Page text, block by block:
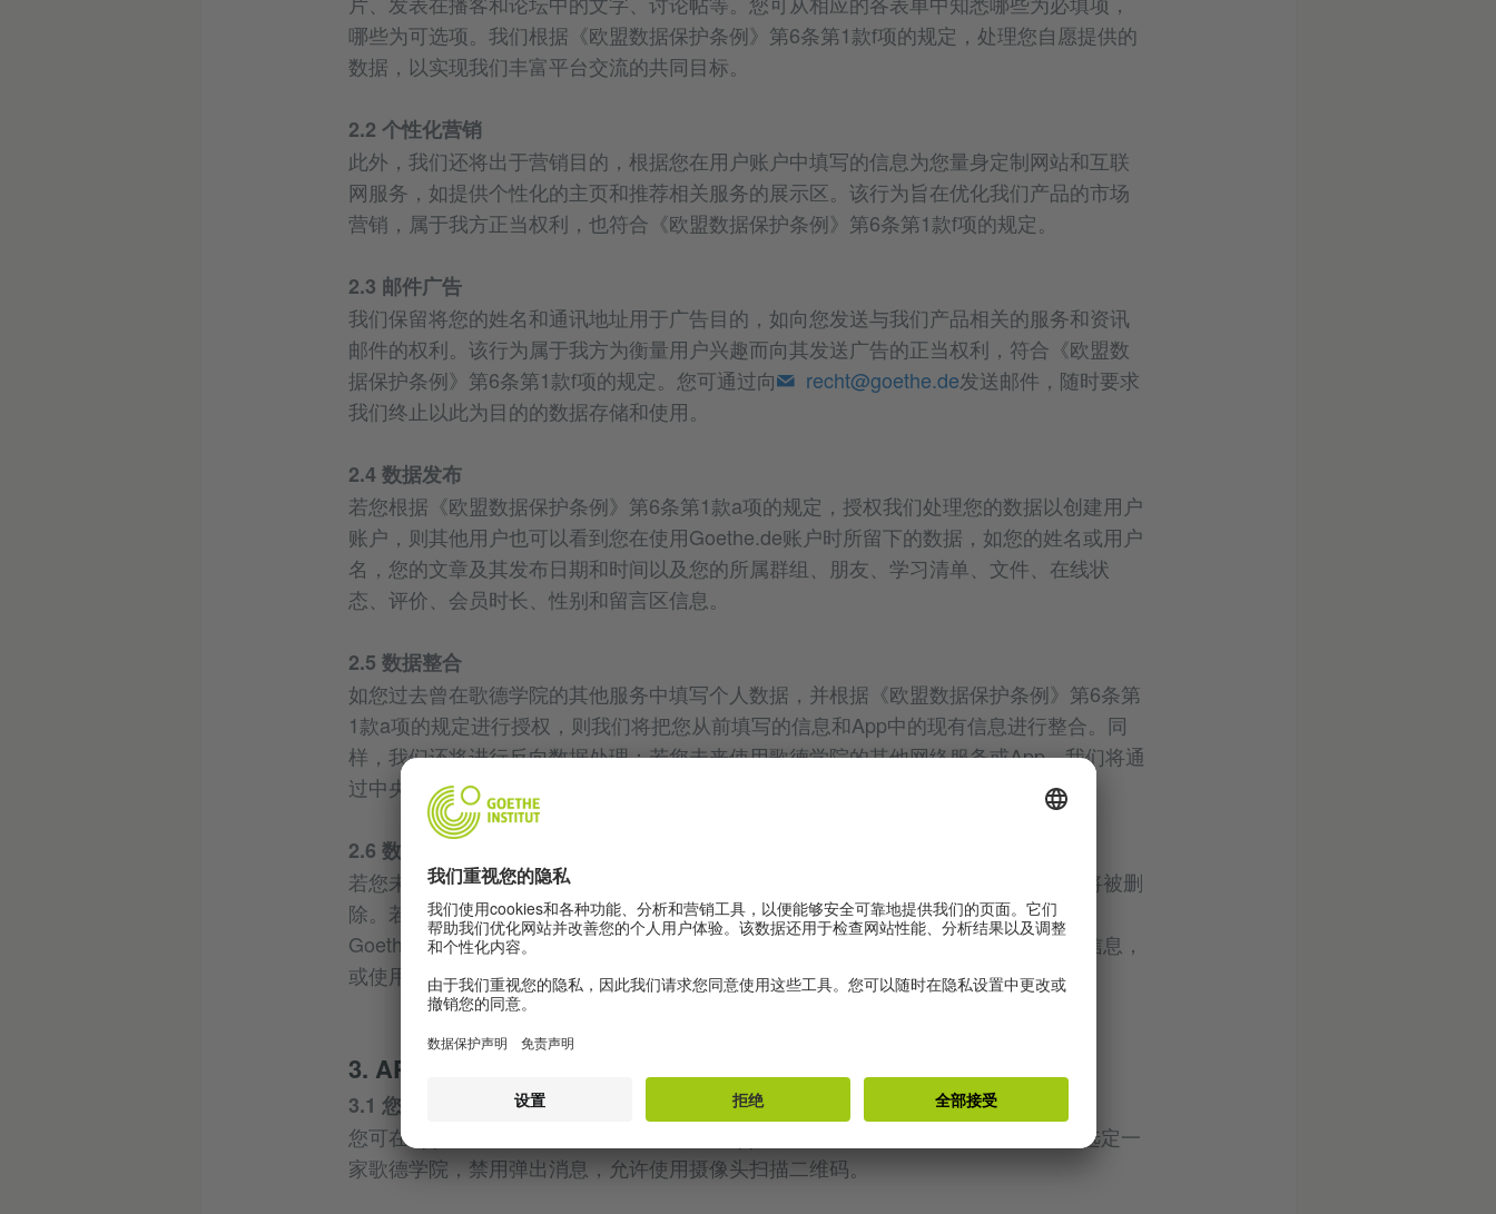
哪些为可选项。我们根据《欧盟数据保护条例》第6条第1款f项的规定，处理您自愿提供的
数据，以实现我们丰富平台交流的共同目标。
2.2 个性化营销
此外，我们还将出于营销目的，根据您在用户账户中填写的信息为您量身定制网站和互联
网服务，如提供个性化的主页和推荐相关服务的展示区。该行为旨在优化我们产品的市场
营销，属于我方正当权利，也符合《欧盟数据保护条例》第6条第1款f项的规定。
2.3 邮件广告
我们保留将您的姓名和通讯地址用于广告目的，如向您发送与我们产品相关的服务和资讯
邮件的权利。该行为属于我方为衡量用户兴趣而向其发送广告的正当权利，符合《欧盟数
据保护条例》第6条第1款f项的规定。您可通过向
recht@goethe.de发送邮件，随时要求
我们终止以此为目的的数据存储和使用。
2.4 数据发布
若您根据《欧盟数据保护条例》第6条第1款a项的规定，授权我们处理您的数据以创建用户
账户，则其他用户也可以看到您在使用Goethe.de账户时所留下的数据，如您的姓名或用户
名，您的文章及其发布日期和时间以及您的所属群组、朋友、学习清单、文件、在线状
态、评价、会员时长、性别和留言区信息。
2.5 数据整合
如您过去曾在歌德学院的其他服务中填写个人数据，并根据《欧盟数据保护条例》第6条第
1款a项的规定进行授权，则我们将把您从前填写的信息和App中的现有信息进行整合。同
样，我们还将进行反向数据处理：若您未来使用歌德学院的其他网络服务或App，我们将通
过中央客户资料库与这些服务共享您的数据，以方便您无需输入信息，即可享用服务。
2.6 数据删除
若您未在七天内确认注册信息，则您的Goethe.de账号以及您在注册时输入的数据都将被删
除。若您确认注册信息，我们将根据前述方式为您创建账户。您可随时要求删除您的
Goethe.de账号及相关数据。为了实现这一目的，您可通过下述联系方式向我们发送信息，
或使用账户中的相应功能。
3. APP使用
3.1 您的输入数据和设置
您可在App中输入阅览证号。此外，您可在App中进行以下个性化设置：设定语言，选定一
家歌德学院，禁用弹出消息，允许使用摄像头扫描二维码。